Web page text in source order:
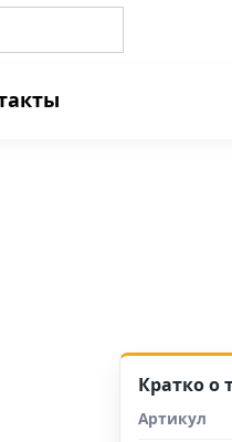
Кратко о
Артикул